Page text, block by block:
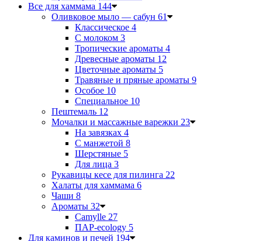
Все для хаммама 144
Оливковое мыло — сабун 61
Классическое 4
С молоком 3
Тропические ароматы 4
Древесные ароматы 12
Цветочные ароматы 5
Травяные и пряные ароматы 9
Особое 10
Специальное 10
Пештемаль 12
Мочалки и массажные варежки 23
На завязках 4
С манжетой 8
Шерстяные 5
Для лица 3
Рукавицы кесе для пилинга 22
Халаты для хаммама 6
Чаши 8
Ароматы 32
Camylle 27
ПАР-ecology 5
Для каминов и печей 194